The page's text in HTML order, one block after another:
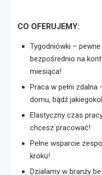
CO OFERUJEMY:
Tygodniówki –
bezpośrednio na
miesiąca!
Praca w pełni
domu, bądź
Elastyczny czas
chcesz pracować!
Pełne wsparcie
kroku!
Działamy w branży